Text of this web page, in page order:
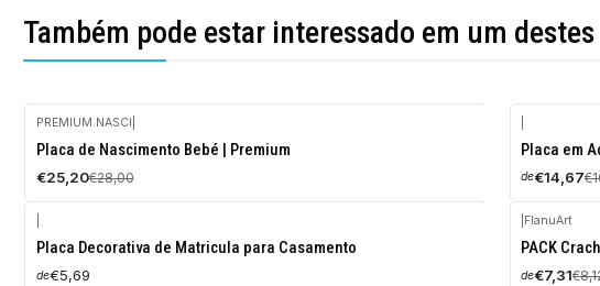
Também pode estar interessado em um destes
-10%
DESCONTO
PREMIUM.NASCI
Placa de Nascimento Bebé | Premium
€25,20€28,00
-10%
DESCONTO
Placa em
de€14,67
Placa Decorativa de Matricula para Casamento
de€5,69
-10%
DESCONTO
FlanuArt
PACK
de€7,31